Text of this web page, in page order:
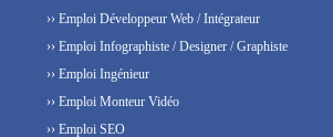
›› Emploi Développeur Web / Intégrateur
›› Emploi Infographiste / Designer / Graphiste
›› Emploi Ingénieur
›› Emploi Monteur Vidéo
›› Emploi SEO